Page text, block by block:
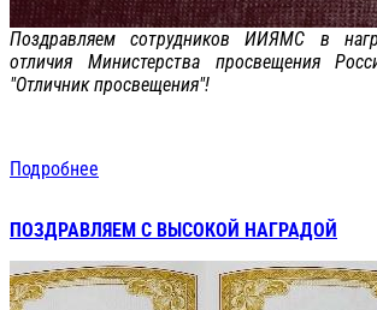
Поздравляем сотрудников ИИЯМС в
отличия Министерства просвещения
"Отличник просвещения"!
Подробнее
ПОЗДРАВЛЯЕМ С ВЫСОКОЙ НАГРАДОЙ